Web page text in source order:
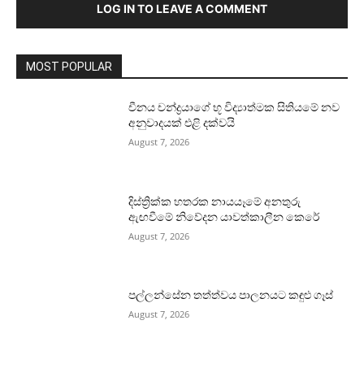
LOG IN TO LEAVE A COMMENT
MOST POPULAR
චීනය චන්ද්‍රයාගේ භූ විද්‍යාත්මක සිතියමේ නව
අනුවාදයක් එළි දක්වයි
August 7, 2026
දිස්ත්‍රික්ක හතරක නායයෑමේ අනතුරු
ඇඟවීමේ නිවේදන යාවත්කාලීන කෙරේ
August 7, 2026
පල්ලන්සේන තත්ත්වය පාලනයට කඳුළු ගෑස්
August 7, 2026